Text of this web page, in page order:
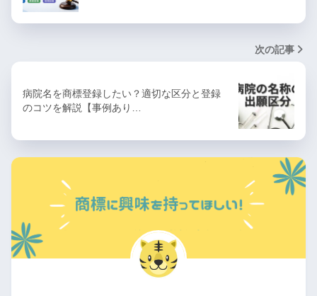
次の記事
病院名を商標登録したい？適切な区分と登録
のコツを解説【事例あり…